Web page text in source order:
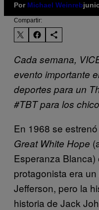
Por Michael Weinreb
Compartir:
Cada semana,
evento importante
deportes para un
#TBT para los
En 1968 se
Great White Hope
Esperanza Blanca)
protagonista era
Jefferson, pero la
historia de Jack